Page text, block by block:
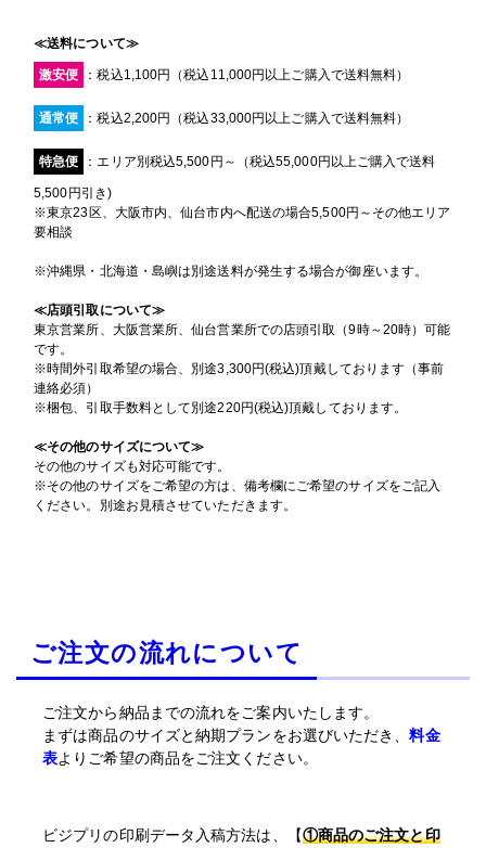
≪送料について≫
激安便 ：税込1,100円（税込11,000円以上ご購入で送料無料）
通常便 ：税込2,200円（税込33,000円以上ご購入で送料無料）
特急便 ：エリア別税込5,500円～（税込55,000円以上ご購入で送料
5,500円引き)
※東京23区、大阪市内、仙台市内へ配送の場合5,500円～その他エリア
要相談
※沖縄県・北海道・島嶼は別途送料が発生する場合が御座います。
≪店頭引取について≫
東京営業所、大阪営業所、仙台営業所での店頭引取（9時～20時）可能
です。
※時間外引取希望の場合、別途3,300円(税込)頂戴しております（事前
連絡必須）
※梱包、引取手数料として別途220円(税込)頂戴しております。
≪その他のサイズについて≫
その他のサイズも対応可能です。
※その他のサイズをご希望の方は、備考欄にご希望のサイズをご記入
ください。別途お見積させていただきます。
ご注文の流れについて
ご注文から納品までの流れをご案内いたします。
まずは商品のサイズと納期プランをお選びいただき、料金
表よりご希望の商品をご注文ください。
ビジプリの印刷データ入稿方法は、【①商品のご注文と印